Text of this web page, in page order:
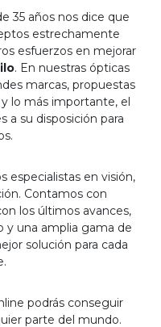
35 años nos dice que
estrechamente
esfuerzos en mejorar
. En nuestras ópticas
marcas, propuestas
lo más importante, el
a su disposición para
especialistas en visión,
Contamos con
los últimos avances,
y una amplia gama de
solución para cada
podrás conseguir
parte del mundo.